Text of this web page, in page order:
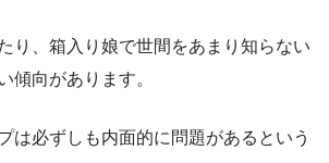
り、箱入り娘で世間をあまり知らない
傾向があります。
は必ずしも内面的に問題があるという